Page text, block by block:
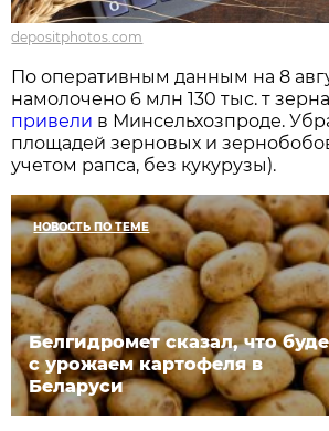
depositphotos.com
По оперативным данным на 8
намолочено 6 млн 130 тыс. т
привели в Минсельхозпроде.
площадей зерновых и
учетом рапса, без кукурузы).
НОВОСТЬ ПО ТЕМЕ
Белгидромет сказал, что
с урожаем картофеля в
Беларуси